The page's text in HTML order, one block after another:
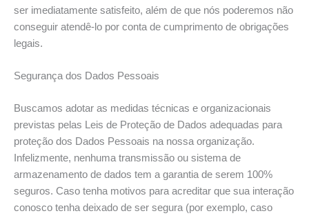
ser imediatamente satisfeito, além de que nós poderemos não
conseguir atendê-lo por conta de cumprimento de obrigações
legais.
Segurança dos Dados Pessoais
Buscamos adotar as medidas técnicas e organizacionais
previstas pelas Leis de Proteção de Dados adequadas para
proteção dos Dados Pessoais na nossa organização.
Infelizmente, nenhuma transmissão ou sistema de
armazenamento de dados tem a garantia de serem 100%
seguros. Caso tenha motivos para acreditar que sua interação
conosco tenha deixado de ser segura (por exemplo, caso